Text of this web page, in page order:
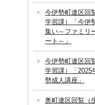
今伊勢町連区回
学習課）「今伊
集い～ファミリ
ート～」
今伊勢町連区回
学習課）「2025
勢成人講座」
奥町連区回覧（